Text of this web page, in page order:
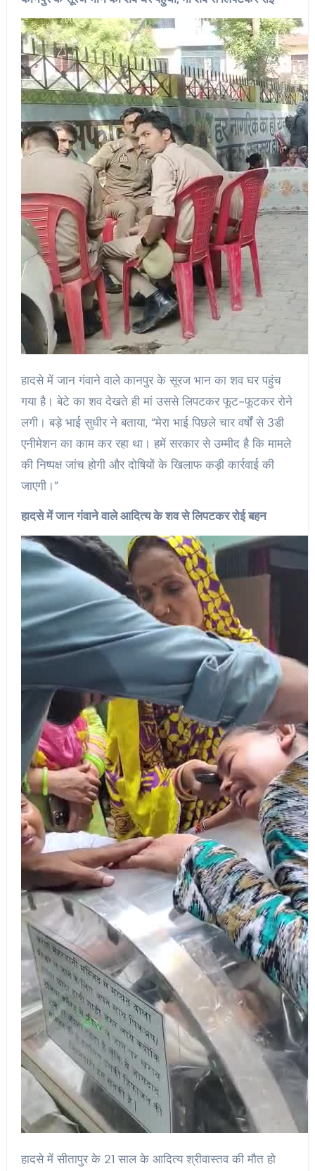
हादसे में जान गंवाने वाले कानपुर के सूरज भान का शव घर पहुंच
गया है। बेटे का शव देखते ही मां उससे लिपटकर फूट-फूटकर रोने
लगी। बड़े भाई सुधीर ने बताया, “मेरा भाई पिछले चार वर्षों से 3डी
एनीमेशन का काम कर रहा था। हमें सरकार से उम्मीद है कि मामले
की निष्पक्ष जांच होगी और दोषियों के खिलाफ कड़ी कार्रवाई की
जाएगी।”
हादसे में जान गंवाने वाले आदित्य के शव से लिपटकर रोई बहन
हादसे में सीतापुर के 21 साल के आदित्य श्रीवास्तव की मौत हो